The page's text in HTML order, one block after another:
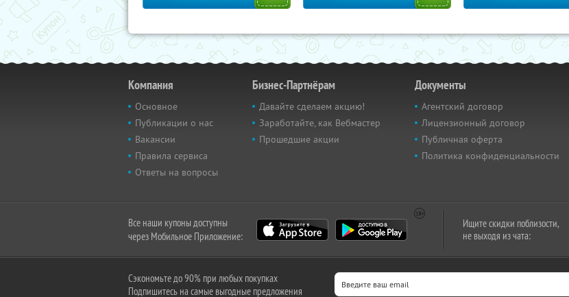
Компания
Основное
Публикации о нас
Вакансии
Правила сервиса
Ответы на вопросы
Бизнес-Партнёрам
Давайте сделаем акцию!
Заработайте, как Вебмастер
Прошедшие акции
Документы
Агентский договор
Лицензионный договор
Публичная оферта
Политика конфиденциальности
Все наши купоны доступны
через Мобильное Приложение:
Ищите скидки поблизости,
не выходя из чата:
Сэкономьте до 90% при любых покупках
Подпишитесь на самые выгодные предложения